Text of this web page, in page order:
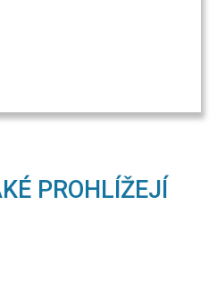
PROHLÍŽEJÍ